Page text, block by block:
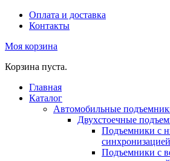
Оплата и доставка
Контакты
Моя корзина
Корзина пуста.
Главная
Каталог
Автомобильные
Двухстоечные
Подъемники с
синхронизацией
Подъемники с